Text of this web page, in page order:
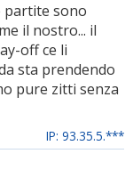
partite sono
il nostro... il
off ce li
sta prendendo
pure zitti senza
IP: 93.35.5.***